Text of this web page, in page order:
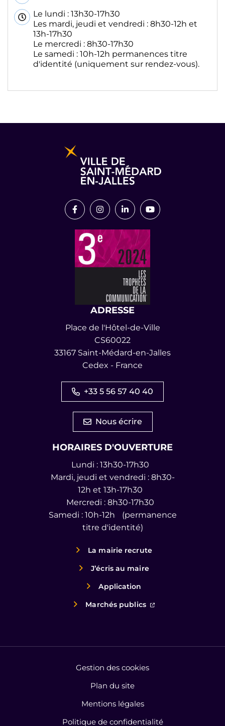
Le lundi : 13h30-17h30
Les mardi, jeudi et vendredi : 8h30-12h et
13h-17h30
Le mercredi : 8h30-17h30
Le samedi : 10h-12h permanences titre
d'identité (uniquement sur rendez-vous).
Lien vers le compte Facebook
Lien vers le compte Instagram
Lien vers le compte
Lien vers la
ADRESSE
Place de l'Hôtel-de-Ville
CS60022
33167 Saint-Médard-en-Jalles
Cedex - France
+33 5 56 57 40 40
Nous écrire
HORAIRES D'OUVERTURE
Lundi : 13h30-17h30
Mardi, jeudi et vendredi : 8h30-
12h et 13h-17h30
Mercredi : 8h30-17h30
Samedi : 10h-12h (permanence
titre d'identité)
La mairie recrute
J’écris au maire
Application
Marchés publics
(ouverture dans
Gestion des cookies
Plan du site
Mentions légales
Politique de confidentialité